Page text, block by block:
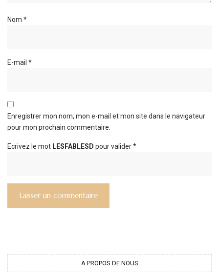
Nom *
E-mail *
Enregistrer mon nom, mon e-mail et mon site dans le navigateur
pour mon prochain commentaire.
Ecrivez le mot LESFABLESD pour valider*
A PROPOS DE NOUS